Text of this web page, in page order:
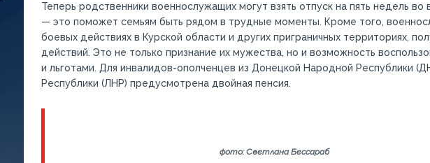
Теперь родственники военнослужащих могут взять отпуск на пять недель во
— это поможет семьям быть рядом в трудные моменты. Кроме того,
боевых действиях в Курской области и других приграничных территориях,
действий. Это не только признание их мужества, но и возможность
и льготами. Для инвалидов-ополченцев из Донецкой Народной Республики
Республики (ЛНР) предусмотрена двойная пенсия.
фото: Светлана Бессараб